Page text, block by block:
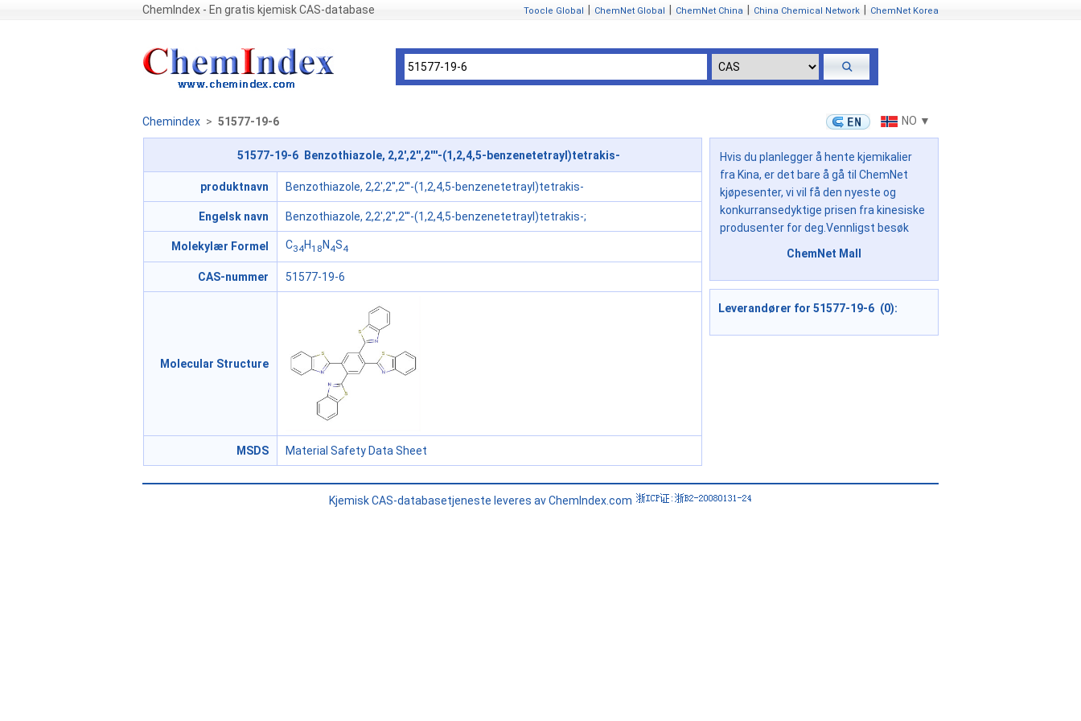
ChemIndex - En gratis kjemisk CAS-database Toocle Global ChemNet Global ChemNet China China Chemical Network ChemNet Korea
Chemindex > 51577-19-6 NO ▼
51577-19-6 Benzothiazole, 2,2',2'',2'''-(1,2,4,5-benzenetetrayl)tetrakis-
produktnavn Benzothiazole, 2,2',2'',2'''-(1,2,4,5-benzenetetrayl)tetrakis-
Engelsk navn Benzothiazole, 2,2',2'',2'''-(1,2,4,5-benzenetetrayl)tetrakis-;
Molekylær Formel C34H18 N 4S4
CAS-nummer 51577-19-6
Molecular Structure
MSDS Material Safety Data Sheet
Hvis du planlegger å hente kjemikalier
fra Kina, er det bare å gå til ChemNet
kjøpesenter, vi vil få den nyeste og
konkurransedyktige prisen fra kinesiske
produsenter for deg.Vennligst besøk
ChemNet Mall
Leverandører for 51577-19-6 (0):
Kjemisk CAS-databasetjeneste leveres av ChemIndex.com